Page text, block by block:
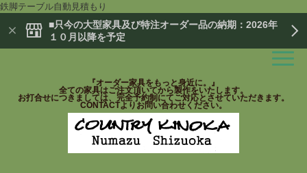
鉄脚テーブル自動見積もり
■只今の大型家具及び特注オーダー品の納期：2026年
１０月以降を予定
『オーダー家具をもっと身近に。』
全ての家具はご注文頂いてから製作をいたします。
お打合せにつきましては、完全予約制にてご対応とさせていただきます。
CONTACTよりお問い合わせください。